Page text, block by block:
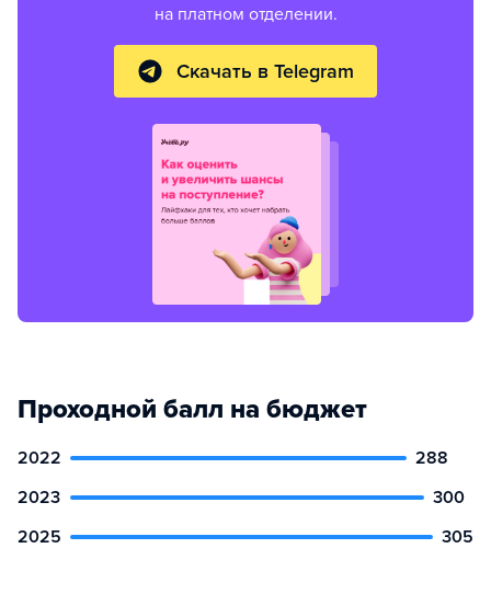
на платном отделении.
Скачать в Telegram
Проходной балл на бюджет
2022
288
2023
300
2025
305